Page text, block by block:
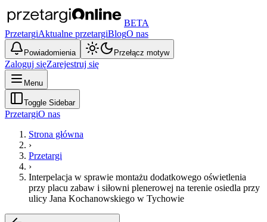
BETA
PrzetargiAktualne przetargiBlogO nas
Powiadomienia Przełącz motyw
Zaloguj sięZarejestruj się
Menu
Toggle Sidebar
PrzetargiO nas
Strona główna
›
Przetargi
›
Interpelacja w sprawie montażu dodatkowego oświetlenia
przy placu zabaw i siłowni plenerowej na terenie osiedla przy
ulicy Jana Kochanowskiego w Tychowie